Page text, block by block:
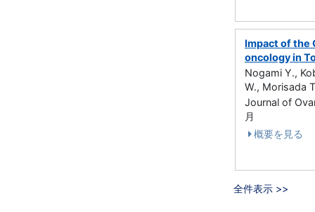
Impact of the
oncology in
Nogami Y.,
W., Morisada
Journal of
月
概要を見る
全件表示 >>